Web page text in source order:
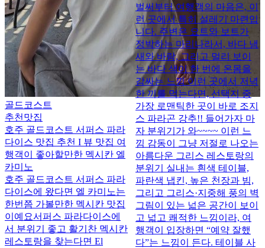
골드코스트
추천맛집
호주 골드코스트 서퍼스 파라
다이스 맛집 추천 I 뷰 맛집 여
행객이 좋아할만한 멕시칸 엘
카미노
호주 골드코스트 서퍼스 파라
다이스에 왔다면 엘 카미노는
한번쯤 가볼만한 멕시칸 맛집
이예요 ​ 서퍼스 파라다이스에
서 분위기 좋고 활기찬 멕시칸
레스토랑을 찾는다면 El
벌써부터 여행객의 마음은, 이
런 곳에서 특히 설레기 마련입
니다. 주변은 요트와 보트가
정박하는 마리나라서, 바다 냄
새와 바람, 그리고 멀리 보이
는 바다 색이 한 번에 온몸을
감싸는 느낌 이런 곳에서 저녁
한 끼를 먹는다면, 선택지 중
가장 로맨틱한 곳이 바로 조지
스 파라곤 강추!! 들어가자 마
자 분위기가 와~~~~ 이런 느
낌 감동이 그냥 저절로 나오는
아름다운 그리스 레스토랑의
분위기 실내는 흰색 테이블,
파란색 냅킨, 높은 천장과 빔,
그리고 그리스·지중해 풍의 벽
그림이 있는 넓은 공간이 보이
고 넓고 쾌적한 느낌이라, 여
행객이 입장하면 “예약 잘했
다”는 느낌이 든다. 테이블 사